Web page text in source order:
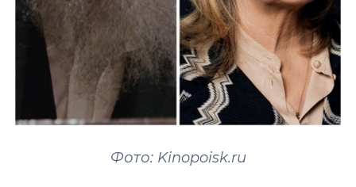
Фото: Kinopoisk.ru